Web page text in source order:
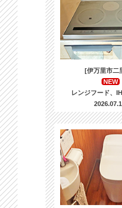
[伊万里市二
NEW
レンジフード、